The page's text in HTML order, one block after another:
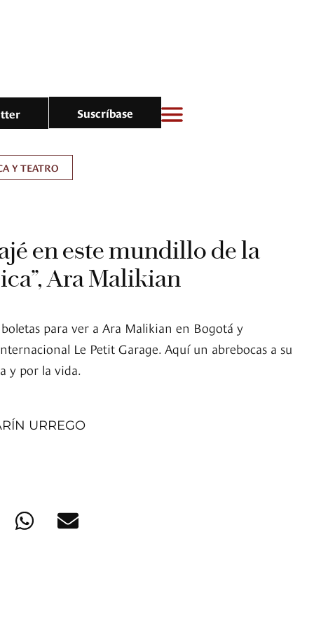
Suscríbase
Y TEATRO
en este mundillo de la
Ara Malikian
para ver a Ara Malikian en Bogotá y
Le Petit Garage. Aquí un abrebocas a su
y por la vida.
URREGO